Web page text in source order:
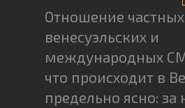
Отношение частных
венесуэльских и
международных
что происходит в
предельно ясно: за